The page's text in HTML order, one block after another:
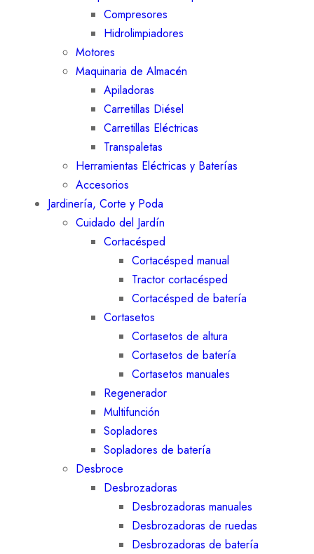
Compresores
Hidrolimpiadores
Motores
Maquinaria de Almacén
Apiladoras
Carretillas Diésel
Carretillas Eléctricas
Transpaletas
Herramientas Eléctricas y Baterías
Accesorios
Jardinería, Corte y Poda
Cuidado del Jardín
Cortacésped
Cortacésped manual
Tractor cortacésped
Cortacésped de batería
Cortasetos
Cortasetos de altura
Cortasetos de batería
Cortasetos manuales
Regenerador
Multifunción
Sopladores
Sopladores de batería
Desbroce
Desbrozadoras
Desbrozadoras manuales
Desbrozadoras de ruedas
Desbrozadoras de batería